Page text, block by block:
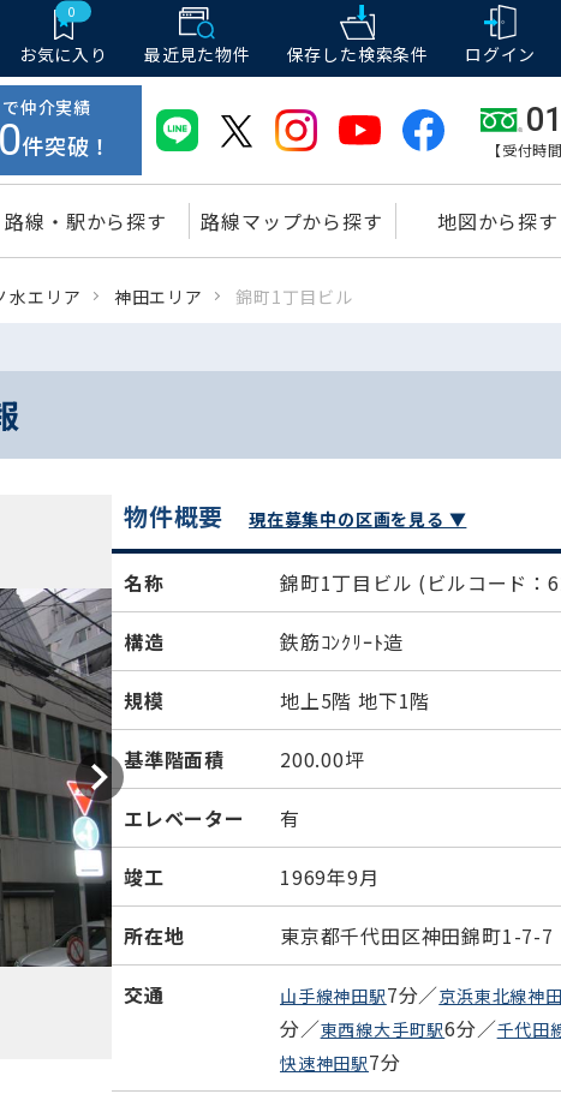
0
お気に入り 最近見た物件 保存した検索条件 ログイン
仲介実績
件突破！ 【受付時
路線・駅から探す 路線マップから探す 地図から探す
水エリア 神田エリア 錦町1丁目ビル
物件概要 現在募集中の区画を見る ▼
名称 錦町1丁目ビル (ビルコード：
構造 鉄筋ｺﾝｸﾘｰﾄ造
規模 地上5階 地下1階
基準階面積 200.00坪
エレベーター 有
竣工 1969年9月
所在地 東京都千代田区神田錦町1-7-7
交通 山手線神田駅7分／京浜東北線神
分／東西線大手町駅6分／千代田
快速神田駅7分